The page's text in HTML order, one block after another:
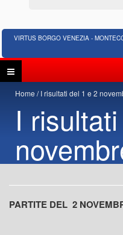
VIRTUS BORGO VENEZIA -
Home I risultati del 1 e 2
I
PARTITE DEL 2